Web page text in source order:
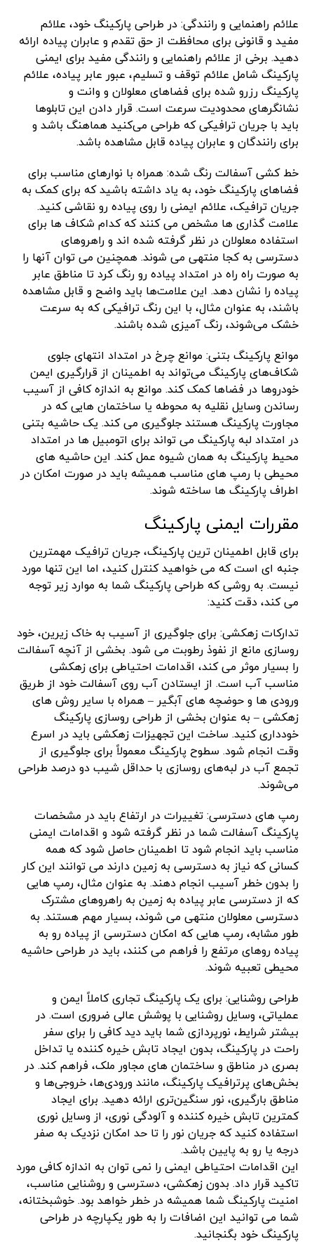
علائم راهنمایی و رانندگی: در طراحی پارکینگ خود، علائم
مفید و قانونی برای محافظت از حق تقدم و عابران پیاده ارائه
دهید. برخی از علائم راهنمایی و رانندگی مفید برای ایمنی
پارکینگ شامل علائم توقف و تسلیم، عبور عابر پیاده، علائم
پارکینگ رزرو شده برای فضاهای معلولان و وانت و
نشانگرهای محدودیت سرعت است. قرار دادن این تابلوها
باید با جریان ترافیکی که طراحی می‌کنید هماهنگ باشد و
برای رانندگان و عابران پیاده قابل مشاهده باشد.
خط کشی آسفالت رنگ شده: همراه با نوارهای مناسب برای
فضاهای پارکینگ خود، به یاد داشته باشید که برای کمک به
جریان ترافیک، علائم ایمنی را روی پیاده رو نقاشی کنید.
علامت گذاری ها مشخص می کنند که کدام شکاف ها برای
استفاده معلولان در نظر گرفته شده اند و راهروهای
دسترسی به کجا منتهی می شوند. همچنین می توان آنها را
به صورت راه راه در امتداد پیاده رو رنگ کرد تا مناطق عابر
پیاده را نشان دهد. این علامت‌ها باید واضح و قابل مشاهده
باشند، به عنوان مثال، با این رنگ ترافیکی که به سرعت
خشک می‌شوند، رنگ آمیزی شده باشند.
موانع پارکینگ بتنی: موانع چرخ در امتداد انتهای جلوی
شکاف‌های پارکینگ می‌تواند به اطمینان از قرارگیری ایمن
خودروها در فضاها کمک کند. موانع به اندازه کافی از آسیب
رساندن وسایل نقلیه به محوطه یا ساختمان هایی که در
مجاورت پارکینگ هستند جلوگیری می کند. یک حاشیه بتنی
در امتداد لبه پارکینگ می تواند برای اتومبیل ها در امتداد
محیط پارکینگ به همان شیوه عمل کند. این حاشیه های
محیطی با رمپ های مناسب همیشه باید در صورت امکان در
اطراف پارکینگ ها ساخته شوند.
مقررات ایمنی پارکینگ
برای قابل اطمینان ترین پارکینگ، جریان ترافیک مهمترین
جنبه ای است که می خواهید کنترل کنید، اما این تنها مورد
نیست. به روشی که طراحی پارکینگ شما به موارد زیر توجه
می کند، دقت کنید:
تدارکات زهکشی: برای جلوگیری از آسیب به خاک زیرین، خود
روسازی مانع از نفوذ رطوبت می شود. بخشی از آنچه آسفالت
را بسیار موثر می کند، اقدامات احتیاطی برای زهکشی
مناسب آب است. از ایستادن آب روی آسفالت خود از طریق
ورودی ها و حوضچه های آبگیر – همراه با سایر روش های
زهکشی – به عنوان بخشی از طراحی روسازی پارکینگ
خودداری کنید. ساخت این تجهیزات زهکشی باید در اسرع
وقت انجام شود. سطوح پارکینگ معمولاً برای جلوگیری از
تجمع آب در لبه‌های روسازی با حداقل شیب دو درصد طراحی
می‌شوند.
رمپ های دسترسی: تغییرات در ارتفاع باید در مشخصات
پارکینگ آسفالت شما در نظر گرفته شود و اقدامات ایمنی
مناسب باید انجام شود تا اطمینان حاصل شود که همه
کسانی که نیاز به دسترسی به زمین دارند می توانند این کار
را بدون خطر آسیب انجام دهند. به عنوان مثال، رمپ هایی
که از دسترسی عابر پیاده به زمین به راهروهای مشترک
دسترسی معلولان منتهی می شوند، بسیار مهم هستند. به
طور مشابه، رمپ هایی که امکان دسترسی از پیاده رو به
پیاده روهای مرتفع را فراهم می کنند، باید در طراحی حاشیه
محیطی تعبیه شوند.
طراحی روشنایی: برای یک پارکینگ تجاری کاملاً ایمن و
عملیاتی، وسایل روشنایی با پوشش عالی ضروری است. در
بیشتر شرایط، نورپردازی شما باید دید کافی را برای سفر
راحت در پارکینگ، بدون ایجاد تابش خیره کننده یا تداخل
بصری در مناطق و ساختمان های مجاور ملک، فراهم کند. در
بخش‌های پرترافیک پارکینگ، مانند ورودی‌ها، خروجی‌ها و
مناطق بارگیری، نور سنگین‌تری ارائه دهید. برای ایجاد
کمترین تابش خیره کننده و آلودگی نوری، از وسایل نوری
استفاده کنید که جریان نور را تا حد امکان نزدیک به صفر
درجه یا رو به پایین باشد.
این اقدامات احتیاطی ایمنی را نمی توان به اندازه کافی مورد
تاکید قرار داد. بدون زهکشی، دسترسی و روشنایی مناسب،
امنیت پارکینگ شما همیشه در خطر خواهد بود. خوشبختانه،
شما می توانید این اضافات را به طور یکپارچه در طراحی
پارکینگ خود بگنجانید.